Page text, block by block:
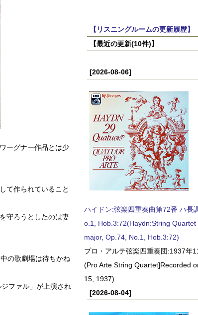
ーグナー作品とは少
て作られていること
守ろうとしたのは妻
の歌劇場は待ちかね
ファル」が上演され
【リスニングルームの更新履歴】
【最近の更新(10件)】
[2026-08-06]
ハイドン:弦楽四重奏曲第72番 ハ長
o.1, Hob.3:72(Haydn:String Quartet
major, Op.74, No.1, Hob.3:72)
プロ・アルテ弦楽四重奏団:1937年
(Pro Arte String Quartet]Recorded
15, 1937)
[2026-08-04]